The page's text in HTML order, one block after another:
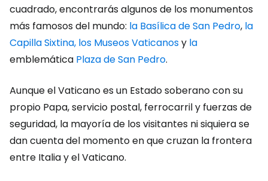
cuadrado, encontrarás algunos de los monumentos
más famosos del mundo: la Basílica de San Pedro, la
Capilla Sixtina, los Museos Vaticanosy la
emblemática Plaza de San Pedro.
Aunque el Vaticano es un Estado soberano con su
propio Papa, servicio postal, ferrocarril y fuerzas de
seguridad, la mayoría de los visitantes ni siquiera se
dan cuenta del momento en que cruzan la frontera
entre Italia y el Vaticano.